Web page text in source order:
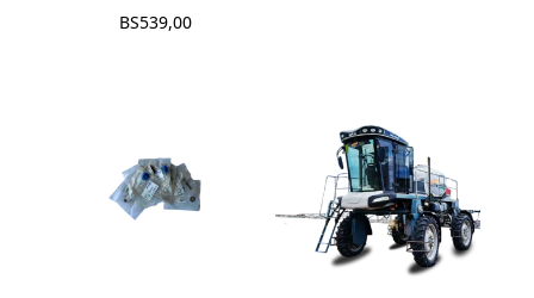
BS539,00